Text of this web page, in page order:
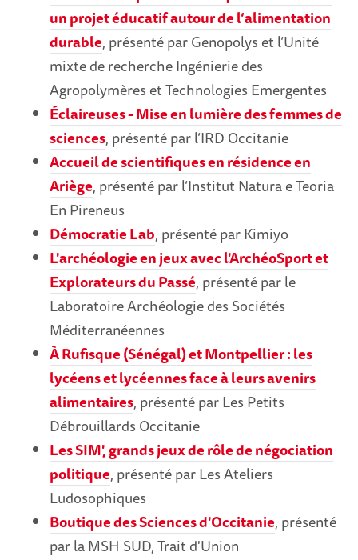
un projet éducatif autour de l’alimentation
durable, présenté par Genopolys et l’Unité
mixte de recherche Ingénierie des
Agropolymères et Technologies Emergentes
Éclaireuses - Mise en lumière des femmes de
sciences, présenté par l’IRD Occitanie
Accueil de scientifiques en résidence en
Ariège, présenté par l’Institut Natura e Teoria
En Pireneus
Démocratie Lab, présenté par Kimiyo
L'archéologie en jeux avec l'ArchéoSport et
Explorateurs du Passé, présenté par le
Laboratoire Archéologie des Sociétés
Méditerranéennes
À Rufisque (Sénégal) et Montpellier : les
lycéens et lycéennes face à leurs avenirs
alimentaires, présenté par Les Petits
Débrouillards Occitanie
Les SIM', grands jeux de rôle de négociation
politique, présenté par Les Ateliers
Ludosophiques
Boutique des Sciences d'Occitanie, présenté
par la MSH SUD, Trait d'Union